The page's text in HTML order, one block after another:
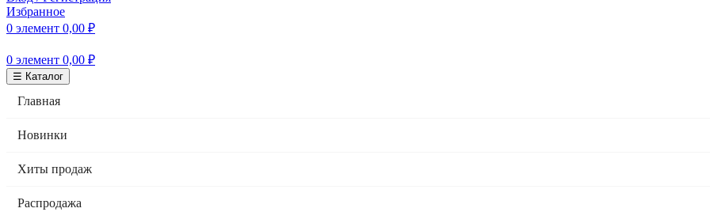
Избранное
0 элемент 0,00 ₽
0 элемент 0,00 ₽
☰ Каталог
Главная
Новинки
Хиты продаж
Распродажа